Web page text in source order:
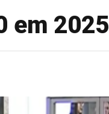
em 2025